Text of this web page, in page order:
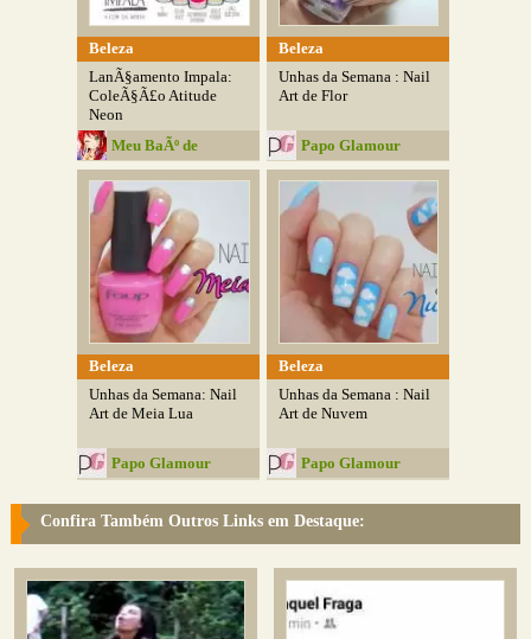
Beleza
LanÃ§amento Impala:
ColeÃ§Ã£o Atitude
Neon
Meu BaÃº de
Estrelas
Beleza
Unhas da Semana : Nail
Art de Flor
Papo Glamour
Beleza
Unhas da Semana: Nail
Art de Meia Lua
Papo Glamour
Beleza
Unhas da Semana : Nail
Art de Nuvem
Papo Glamour
Confira Também Outros Links em Destaque: